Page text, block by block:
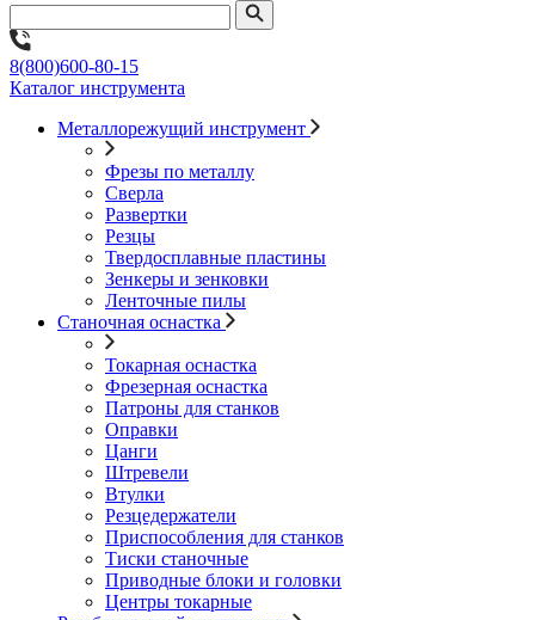
8(800)600-80-15
Каталог инструмента
Металлорежущий инструмент
Фрезы по металлу
Сверла
Развертки
Резцы
Твердосплавные пластины
Зенкеры и зенковки
Ленточные пилы
Станочная оснастка
Токарная оснастка
Фрезерная оснастка
Патроны для станков
Оправки
Цанги
Штревели
Втулки
Резцедержатели
Приспособления для станков
Тиски станочные
Приводные блоки и головки
Центры токарные